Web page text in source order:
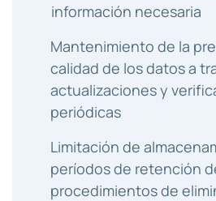
información necesaria
Mantenimiento de la
calidad de los datos a
actualizaciones y
periódicas
Limitación de
períodos de retención
procedimientos de